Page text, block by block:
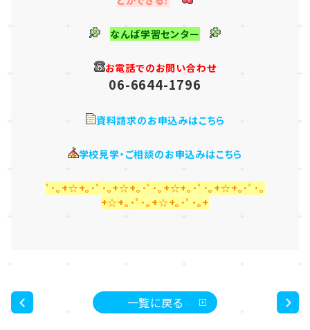
なんば学習センター
お電話でのお問い合わせ
06-6644-1796
資料請求のお申込みはこちら
学校見学・ご相談のお申込みはこちら
ﾟ･｡+☆+｡･ﾟ･｡+☆+｡･ﾟ･｡+☆+｡･ﾟ･｡+☆+｡･ﾟ･｡
+☆+｡･ﾟ･｡+☆+｡･ﾟ･｡+
一覧に戻る